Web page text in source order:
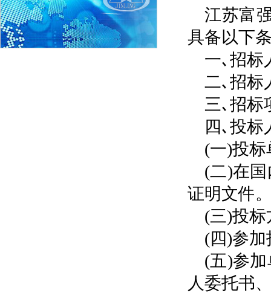
江苏富
具备以下
一､招标
二､招标
三､招标
四､投标
(一)投
(二)在
证明文件
(三)投
(四)参加
(五)参
人委托书